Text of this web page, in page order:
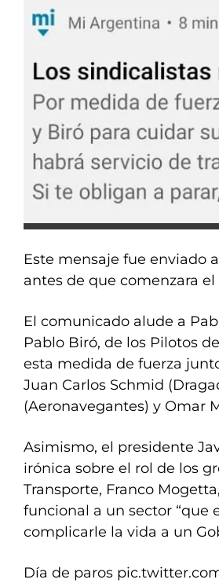
Este mensaje fue enviado
antes de que comenzara
El comunicado alude a
Pablo Biró, de los Pilotos
esta medida de fuerza
Juan Carlos Schmid
(Aeronavegantes) y Omar
Asimismo, el presidente
irónica sobre el rol de los
Transporte, Franco
funcional a un sector “que
complicarle la vida a un
Día de paros